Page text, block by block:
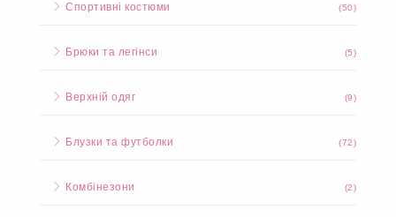
Спортивні костюми (50)
Брюки та легінси (5)
Верхній одяг (9)
Блузки та футболки (72)
Комбінезони (2)